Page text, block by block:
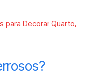
para Decorar Quarto,